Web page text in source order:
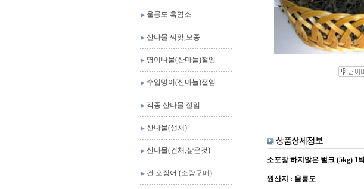
울릉도 흑염소
산나물 씨앗,모종
명이나물(산마늘)절임
수입명이(산마늘)절임
각종 산나물 절임
산나물(생채)
산나물(건채,삶은것)
건 오징어 (소량구매)
소포장 하지않은 벌크 (5kg) 1
원산지 : 울릉도